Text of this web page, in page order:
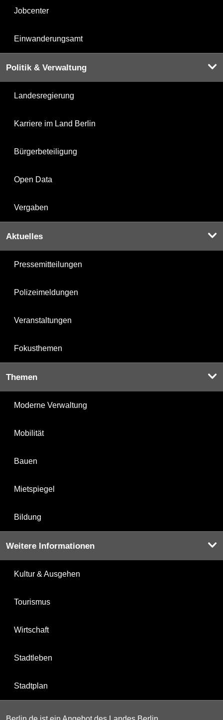
Jobcenter
Einwanderungsamt
Politik & Verwaltung
Landesregierung
Karriere im Land Berlin
Bürgerbeteiligung
Open Data
Vergaben
Aktuelles
Pressemitteilungen
Polizeimeldungen
Veranstaltungen
Fokusthemen
Themen
Moderne Verwaltung
Mobilität
Bauen
Mietspiegel
Bildung
Weitere Informationen
Kultur & Ausgehen
Tourismus
Wirtschaft
Stadtleben
Stadtplan